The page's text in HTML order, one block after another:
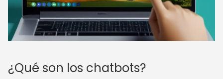
¿Qué son los chatbots?